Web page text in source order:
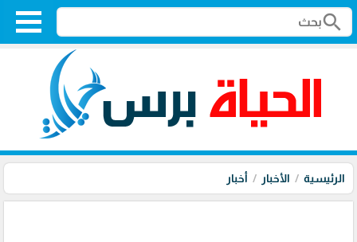
search
الرئيسية الأخبار أخبار